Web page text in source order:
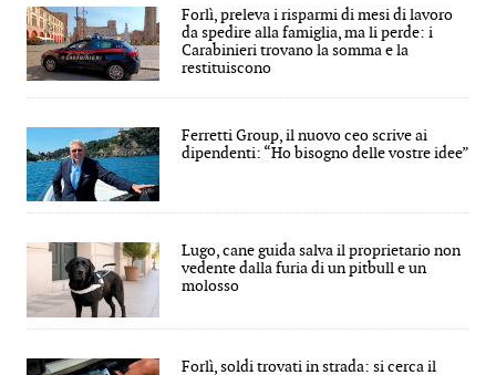
Forlì, preleva i risparmi di mesi di lavoro
da spedire alla famiglia, ma li perde: i
Carabinieri trovano la somma e la
restituiscono
Ferretti Group, il nuovo ceo scrive ai
dipendenti: “Ho bisogno delle vostre idee”
Lugo, cane guida salva il proprietario non
vedente dalla furia di un pitbull e un
molosso
Forlì, soldi trovati in strada: si cerca il